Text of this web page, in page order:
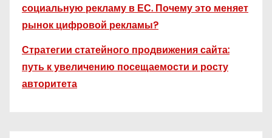
социальную рекламу в ЕС. Почему это меняет
рынок цифровой рекламы?
Стратегии статейного продвижения сайта:
путь к увеличению посещаемости и росту
авторитета